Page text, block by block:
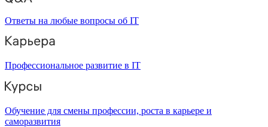
Ответы на любые вопросы об IT
Профессиональное развитие в IT
Обучение для смены профессии, роста в карьере и
саморазвития